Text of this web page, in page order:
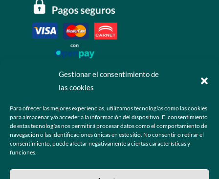
Gestionar el consentimiento de
las cookies
Para ofrecer las mejores experiencias, utilizamos tecnologías como las cookies
para almacenar y/o acceder a la información del dispositivo. El consentimiento
de estas tecnologías nos permitirá procesar datos como el comportamiento de
navegación o las identificaciones únicas en este sitio. No consentir o retirar el
consentimiento, puede afectar negativamente a ciertas características y
funciones.
 +52 55 6173 7725 (Ventas)
 hola@grupo-omk.com
© 2025 Grupo OMK – Todos los derechos reservados